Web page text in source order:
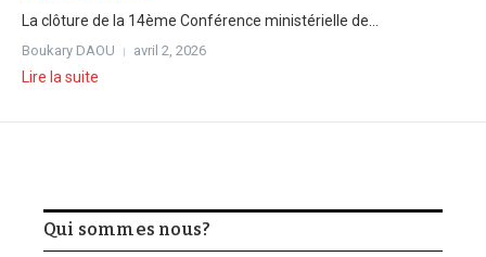
La clôture de la 14ème Conférence ministérielle de...
Boukary DAOU avril 2, 2026
Lire la suite
Qui sommes nous?